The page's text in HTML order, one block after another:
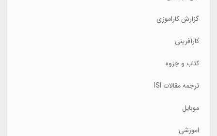
گزارش کاراموزی
کارآفرینی
کتاب و جزوه
ترجمه مقالات ISI
موبایل
اموزشی